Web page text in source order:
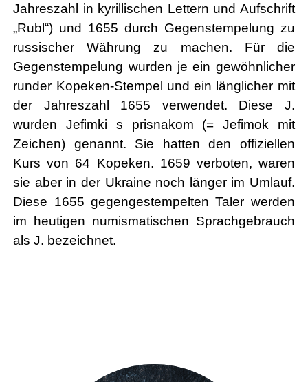
Jahreszahl in kyrillischen Lettern und Aufschrift
„Rubl“) und 1655 durch Gegenstempelung zu
russischer Währung zu machen. Für die
Gegenstempelung wurden je ein gewöhnlicher
runder Kopeken-Stempel und ein länglicher mit
der Jahreszahl 1655 verwendet. Diese J.
wurden Jefimki s prisnakom (= Jefimok mit
Zeichen) genannt. Sie hatten den offiziellen
Kurs von 64 Kopeken. 1659 verboten, waren
sie aber in der Ukraine noch länger im Umlauf.
Diese 1655 gegengestempelten Taler werden
im heutigen numismatischen Sprachgebrauch
als J. bezeichnet.